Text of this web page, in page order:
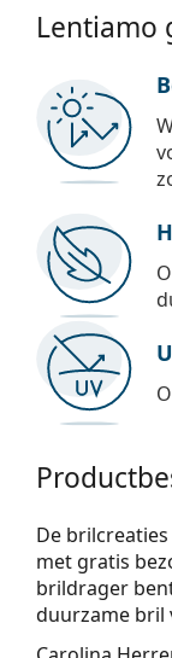
Lentiamo
De
met gratis
brildrager
duurzame bril